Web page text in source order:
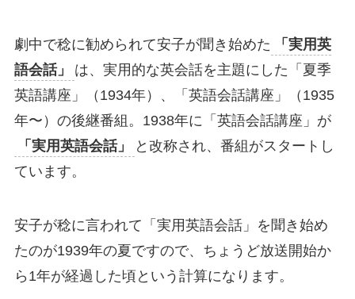
劇中で稔に勧められて安子が聞き始めた
「実用英
語会話」
は、実用的な英会話を主題にした「夏季
英語講座」（1934年）、「英語会話講座」（1935
年〜）の後継番組。1938年に「英語会話講座」が
「実用英語会話」
と改称され、番組がスタートし
ています。
安子が稔に言われて「実用英語会話」を聞き始め
たのが1939年の夏ですので、ちょうど放送開始か
ら1年が経過した頃という計算になります。